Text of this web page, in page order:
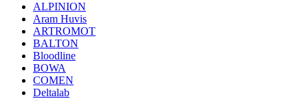
ALPINION
Aram Huvis
ARTROMOT
BALTON
Bloodline
BOWA
COMEN
Deltalab